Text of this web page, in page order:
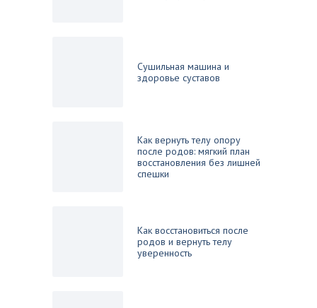
Сушильная машина и
здоровье суставов
Как вернуть телу опору
после родов: мягкий план
восстановления без лишней
спешки
Как восстановиться после
родов и вернуть телу
уверенность